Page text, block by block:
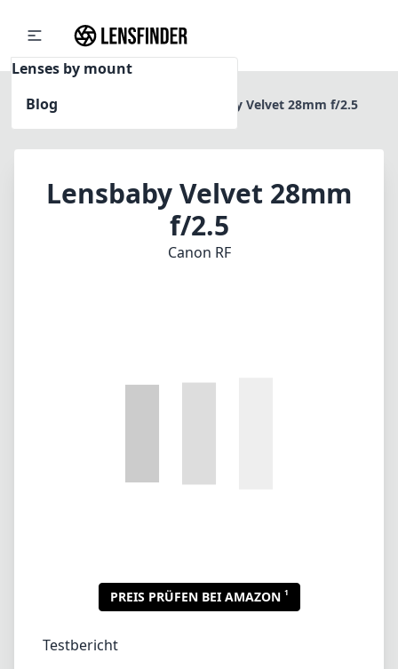
Lenses by mount
Blog
Home Lensbaby Velvet 28mm f/2.5
Lensbaby Velvet 28mm
f/2.5
Canon RF
interessante Option für Fotografen, die mit
traumhaften und sanften Fokus zu erzeugen,
während es einige wichtige Details beibehält.
und nicht nur zu einem Standardobjektiv.